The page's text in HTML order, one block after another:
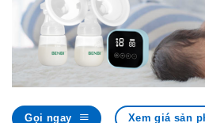
Gọi ngay Xem giá sản